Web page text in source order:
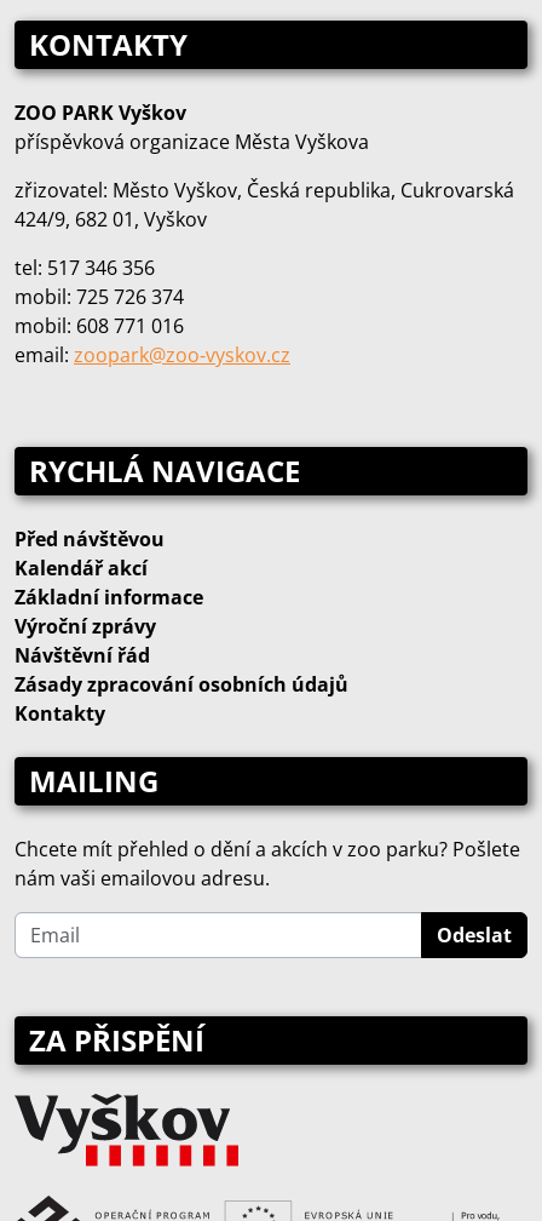
KONTAKTY
ZOO PARK Vyškov
příspěvková organizace Města Vyškova
zřizovatel: Město Vyškov, Česká republika, Cukrovarská
424/9, 682 01, Vyškov
tel: 517 346 356
mobil: 725 726 374
mobil: 608 771 016
email: zoopark@zoo‑vyskov.cz
RYCHLÁ NAVIGACE
Před návštěvou
Kalendář akcí
Základní informace
Výroční zprávy
Návštěvní řád
Zásady zpracování osobních údajů
Kontakty
MAILING
Chcete mít přehled o dění a akcích v zoo parku? Pošlete
nám vaši emailovou adresu.
ZA PŘISPĚNÍ